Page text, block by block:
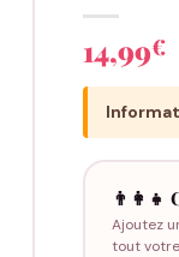
14,99€
👨‍👩‍👧
Ajoutez
tout